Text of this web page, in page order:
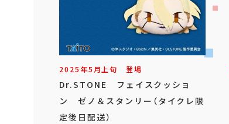
2025年5月上旬 登場
Dr.STONE フェイスクッショ
ン ゼノ＆スタンリー（タイクレ限
定後日配送）